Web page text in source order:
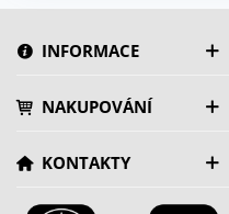
INFORMACE
NAKUPOVÁNÍ
KONTAKTY